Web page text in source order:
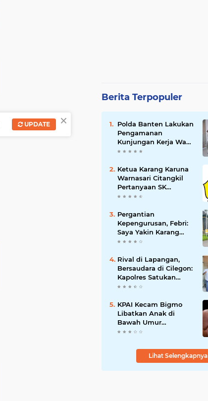
Berita Terpopuler
Polda Banten Lakukan
Pengamanan
Kunjungan Kerja Wakil
Presiden RI
Ketua Karang Karuna
Warnasari Citangkil
Pertanyaan SK
Karetaker dan Urgensi
Berduka
Pergantian
Kepengurusan, Febri:
Saya Yakin Karang
Taruna Wanakarsa
Kepemimpinan Bung
Entus Jauh Membawa
Manfaat
Rival di Lapangan,
Bersaudara di Cilegon:
Kapolres Satukan
Viking dan Jak Mania
Piala Presiden 2026
KPAI Kecam Bigmo
Libatkan Anak di
Bawah Umur
Promosikan Liquid
Bertindak Tegas
Lihat Selengkapnya
×
UPDATE